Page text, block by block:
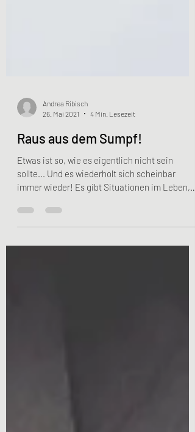
Andrea Ribisch
26. Mai 2021
4 Min. Lesezeit
Raus aus dem Sumpf!
Etwas ist so, wie es eigentlich nicht sein
immer wieder! Es gibt Situationen im Leben,
in...